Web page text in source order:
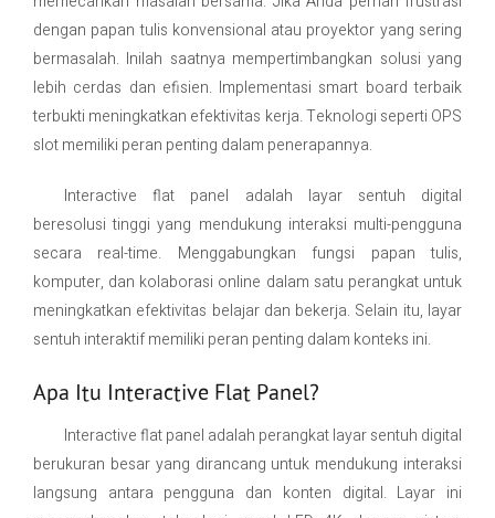
dengan papan tulis konvensional atau proyektor yang sering
bermasalah. Inilah saatnya mempertimbangkan solusi yang
lebih cerdas dan efisien. Implementasi smart board terbaik
terbukti meningkatkan efektivitas kerja. Teknologi seperti OPS
slot memiliki peran penting dalam penerapannya.
Interactive flat panel adalah layar sentuh digital
beresolusi tinggi yang mendukung interaksi multi-pengguna
secara real-time. Menggabungkan fungsi papan tulis,
komputer, dan kolaborasi online dalam satu perangkat untuk
meningkatkan efektivitas belajar dan bekerja. Selain itu, layar
sentuh interaktif memiliki peran penting dalam konteks ini.
Apa Itu Interactive Flat Panel?
Interactive flat panel adalah perangkat layar sentuh digital
berukuran besar yang dirancang untuk mendukung interaksi
langsung antara pengguna dan konten digital. Layar ini